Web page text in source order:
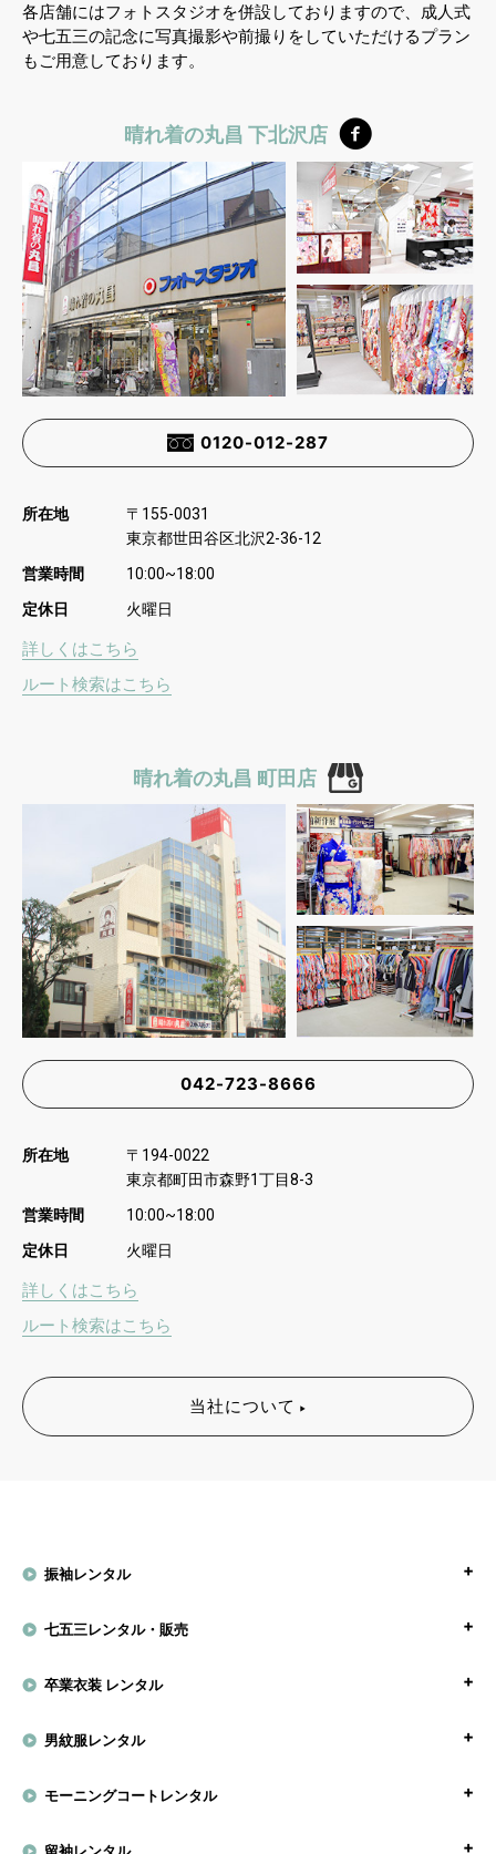
各店舗にはフォトスタジオを併設しておりますので、成人式
や七五三の記念に写真撮影や前撮りをしていただけるプラン
もご用意しております。
晴れ着の丸昌 下北沢店
0120-012-287
所在地 〒 155-0031
東京都世田谷区北沢2-36-12
営業時間 10:00~18:00
定休日 火曜日
詳しくはこちら
ルート検索はこちら
晴れ着の丸昌 町田店
042-723-8666
所在地 〒 194-0022
東京都町田市森野1丁目8-3
営業時間 10:00~18:00
定休日 火曜日
詳しくはこちら
ルート検索はこちら
当社について
振袖レンタル
七五三レンタル・販売
卒業衣装 レンタル
男紋服レンタル
モーニングコートレンタル